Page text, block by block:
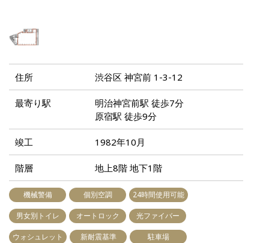
住所 渋谷区 神宮前 1-3-12
最寄り駅
明治神宮前駅 徒歩7分
原宿駅 徒歩9分
竣工 1982年10月
階層 地上8階 地下1階
機械警備 個別空調 24時間使用可能
男女別トイレ オートロック 光ファイバー
ウォシュレット 新耐震基準 駐車場